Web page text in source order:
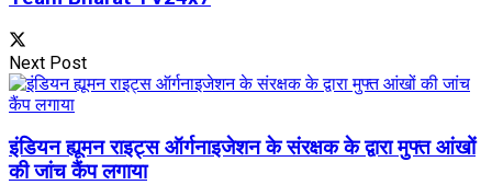
Next Post
इंडियन ह्यूमन राइट्स ऑर्गनाइजेशन के संरक्षक के द्वारा मुफ्त आंखों
की जांच कैंप लगाया